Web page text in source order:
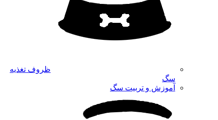
ظروف تغذیه
سگ
آموزش و تربیت سگ